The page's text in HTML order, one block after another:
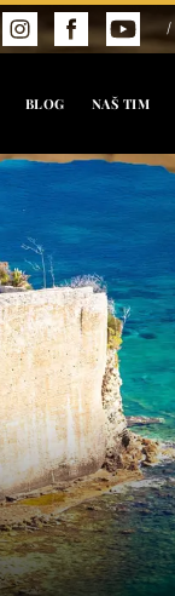
/
BLOG NAŠ TIM